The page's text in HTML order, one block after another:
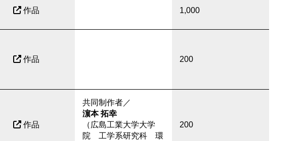
作品 1,000
作品 200
作品
共同制作者／
濵本 拓幸
（広島工業大学大学
院 工学系研究科 環
200